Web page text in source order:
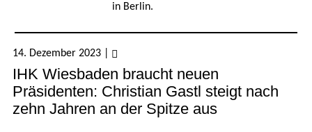
in Berlin.
14. Dezember 2023
IHK Wiesbaden braucht neuen
Präsidenten: Christian Gastl steigt nach
zehn Jahren an der Spitze aus